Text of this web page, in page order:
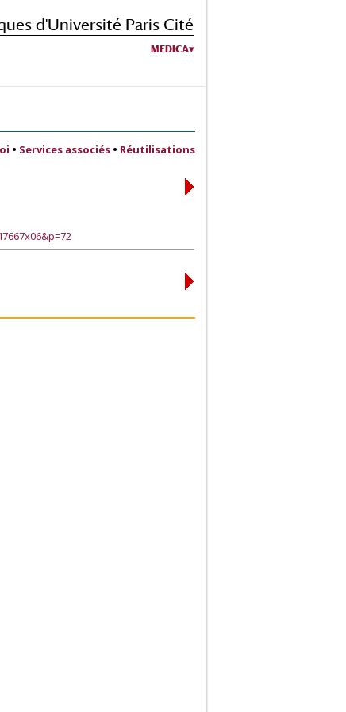
d'Université Paris Cité
MEDICA
• Services associés • Réutilisations